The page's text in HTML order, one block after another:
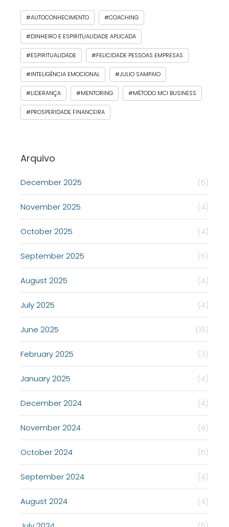
#AUTOCONHECIMENTO #COACHING
#DINHEIRO E ESPIRITUALIDADE APLICADA
#ESPIRITUALIDADE #FELICIDADE PESSOAS EMPRESAS
#INTELIGÊNCIA EMOCIONAL #JULIO SAMPAIO
#LIDERANÇA #MENTORING #MÉTODO MCI BUSINESS
#PROSPERIDADE FINANCEIRA
Arquivo
December 2025 (5)
November 2025 (4)
October 2025 (4)
September 2025 (6)
August 2025 (4)
July 2025 (4)
June 2025 (19)
February 2025 (3)
January 2025 (4)
December 2024 (4)
November 2024 (4)
October 2024 (5)
September 2024 (4)
August 2024 (4)